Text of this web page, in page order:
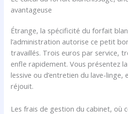
avantageuse
Étrange, la spécificité du forfait
l’administration autorise ce petit
travaillés. Trois euros par service,
enfle rapidement. Vous présentez
lessive ou d’entretien du lave-linge,
réjouit.
Les frais de gestion du cabinet, où